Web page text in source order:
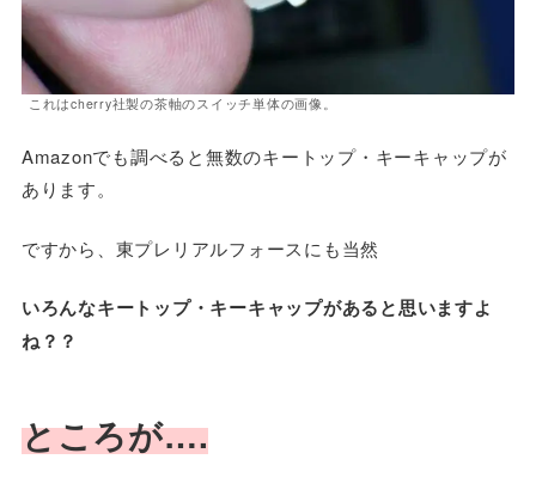
これはcherry社製の茶軸のスイッチ単体の画像。
Amazonでも調べると無数のキートップ・キーキャップが
あります。
ですから、東プレリアルフォースにも当然
いろんなキートップ・キーキャップがあると思いますよ
ね？？
ところが….